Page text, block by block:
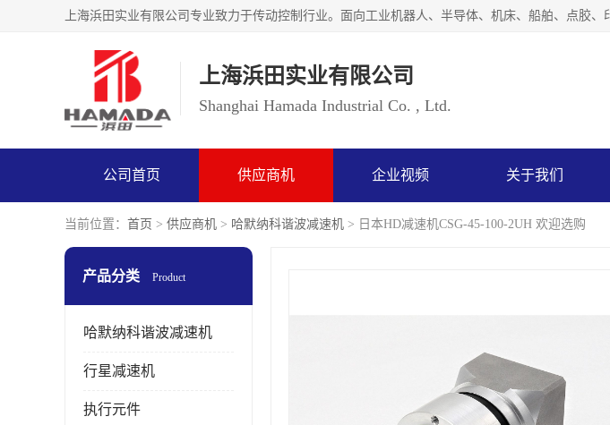
上海浜田实业有限公司
Shanghai Hamada Industrial Co. , Ltd.
公司首页 供应商机 企业视频 关于我们
当前位置： 首页 > 供应商机 > 哈默纳科谐波减速机 > 日本HD减速机CSG-45-100-2UH 欢迎选购
产品分类 Product
哈默纳科谐波减速机
行星减速机
执行元件